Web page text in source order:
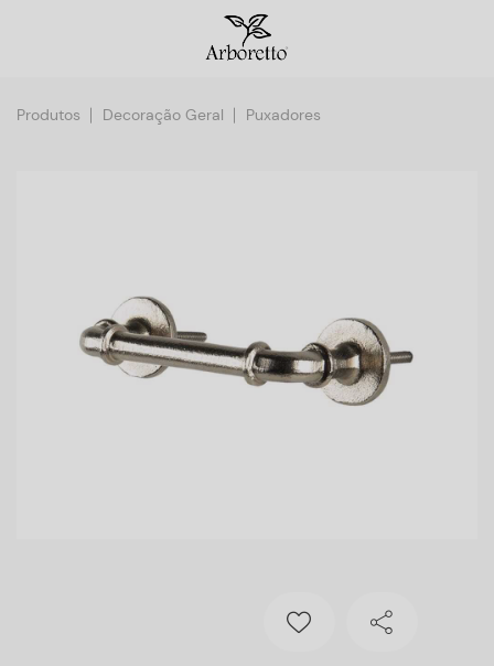
Produtos Decoração Geral Puxadores